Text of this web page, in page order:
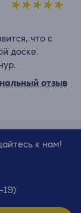
что с
доске.
отзыв
к нам!